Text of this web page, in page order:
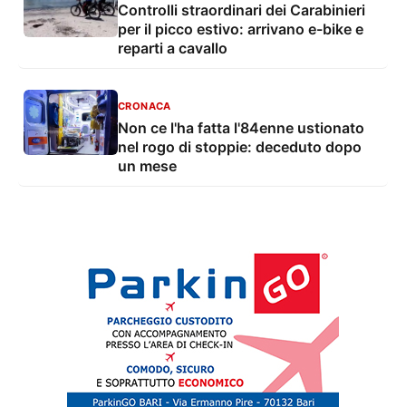
Controlli straordinari dei Carabinieri
per il picco estivo: arrivano e-bike e
reparti a cavallo
CRONACA
Non ce l'ha fatta l'84enne ustionato
nel rogo di stoppie: deceduto dopo
un mese